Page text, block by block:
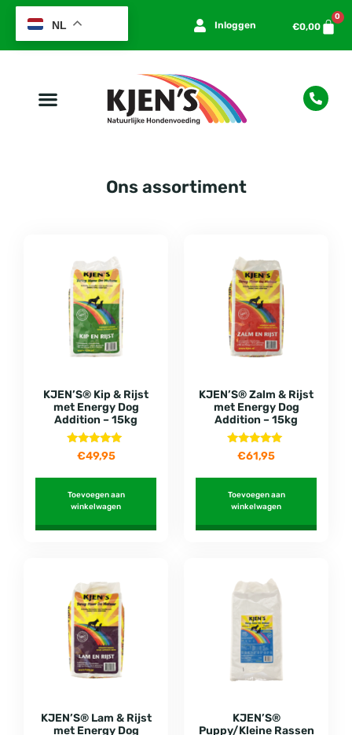
NL Inloggen €0,00
0
Ons assortiment
KJEN’S® Kip & Rijst
met Energy Dog
Addition – 15kg
Gewaardeerd
5.00
€49,95
Toevoegen aan
winkelwagen
KJEN’S® Zalm & Rijst
met Energy Dog
Addition – 15kg
Gewaardeerd
5.00
€61,95
Toevoegen aan
winkelwagen
KJEN’S® Lam & Rijst
met Energy Dog
KJEN’S®
Puppy/Kleine Rassen